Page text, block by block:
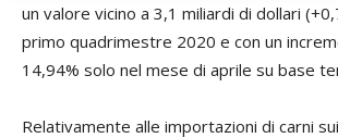
un valore vicino a 3,1 miliardi di dollari
primo quadrimestre 2020 e con un
14,94% solo nel mese di aprile su base
Relativamente alle importazioni di carni